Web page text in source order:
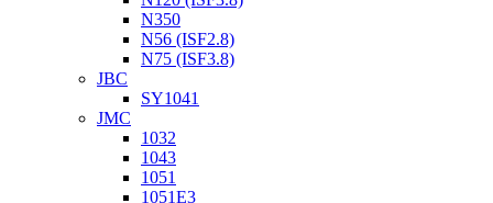
N350
N56 (ISF2.8)
N75 (ISF3.8)
JBC
SY1041
JMC
1032
1043
1051
1051Е3